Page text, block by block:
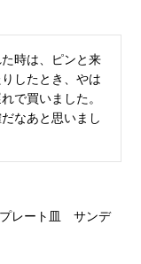
時は、ピンと来
したとき、やは
で買いました。
なあと思いまし
レート皿 サンデ